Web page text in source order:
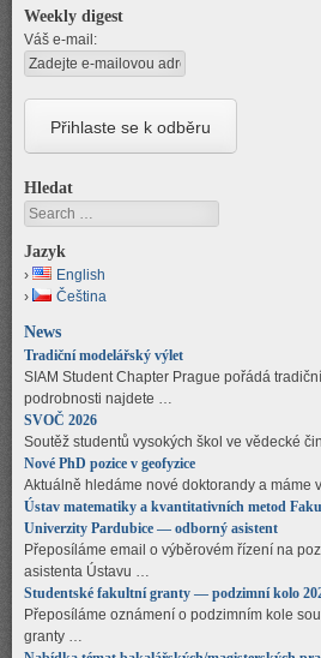
Weekly digest
Váš e-mail:
Hledat
Search
Jazyk
English
Čeština
News
Tradiční modelářský výlet
SIAM Student Chapter Prague pořádá
podrobnosti najdete …
SVOČ 2026
Soutěž studentů vysokých škol ve vědecké
Nové PhD pozice v geofyzice
Aktuálně hledáme nové doktorandy a máme
Ústav matematiky a kvantitativních metod
Univerzity Pardubice — odborný asistent
Přeposíláme email o výběrovém řízení na
asistenta Ústavu …
Studentské fakultní granty — podzimní kolo
Přeposíláme oznámení o podzimním kole
granty …